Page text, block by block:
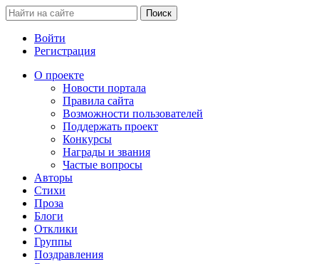
Войти
Регистрация
О проекте
Новости портала
Правила сайта
Возможности пользователей
Поддержать проект
Конкурсы
Награды и звания
Частые вопросы
Авторы
Стихи
Проза
Блоги
Отклики
Группы
Поздравления